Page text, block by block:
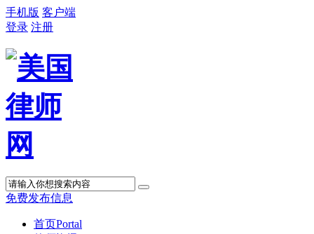
手机版 客户端
登录 注册
免费发布信息
首页Portal